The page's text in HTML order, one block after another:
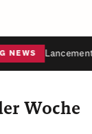
Lancement
Woche